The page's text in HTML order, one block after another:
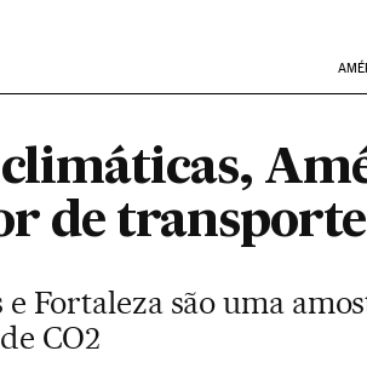
de
Fortaleza são uma
CO2